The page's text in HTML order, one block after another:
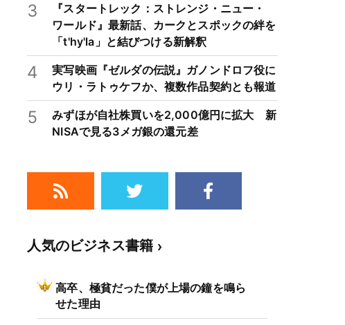
3
『スタートレック：ストレンジ・ニュー・
ワールド』最新話、カークとスポックの絆を
「t'hy'la」と結びつける新解釈
4
実写映画『ゼルダの伝説』ガノンドロフ役に
ウリ・ラトゥケフか、複数作品契約とも報道
5
みずほが自社株買いを2,000億円に拡大 新
NISAで見る3メガ銀の還元差
人気のビジネス書籍
高卒、極貧だった僕が上場の鐘を鳴ら
せた理由